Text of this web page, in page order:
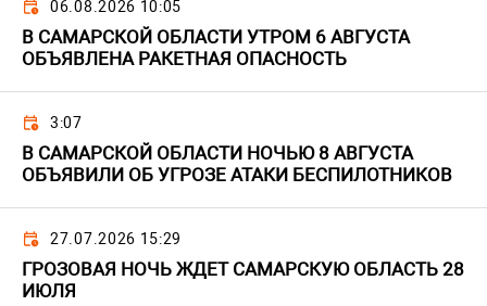
06.08.2026 10:05
В САМАРСКОЙ ОБЛАСТИ УТРОМ 6 АВГУСТА
ОБЪЯВЛЕНА РАКЕТНАЯ ОПАСНОСТЬ
3:07
В САМАРСКОЙ ОБЛАСТИ НОЧЬЮ 8 АВГУСТА
ОБЪЯВИЛИ ОБ УГРОЗЕ АТАКИ БЕСПИЛОТНИКОВ
27.07.2026 15:29
ГРОЗОВАЯ НОЧЬ ЖДЕТ САМАРСКУЮ ОБЛАСТЬ 28
ИЮЛЯ